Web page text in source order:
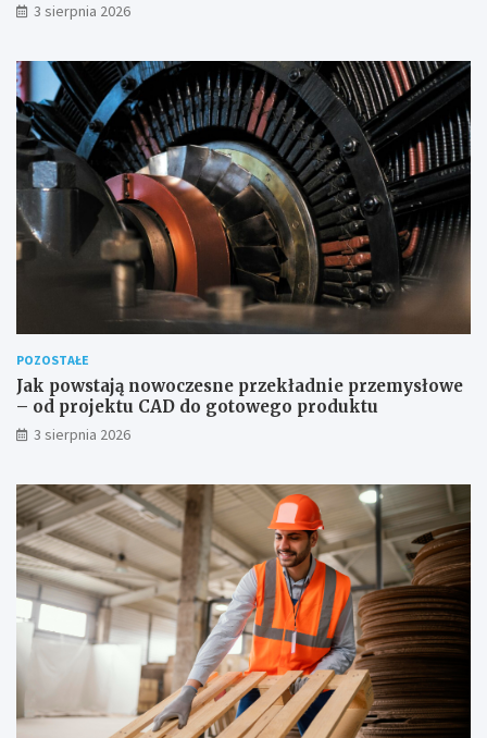
3 sierpnia 2026
POZOSTAŁE
Jak powstają nowoczesne przekładnie przemysłowe
– od projektu CAD do gotowego produktu
3 sierpnia 2026